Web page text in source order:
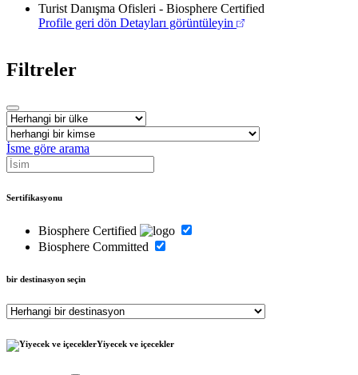
Turist Danışma Ofisleri - Biosphere Certified
Profile geri dön Detayları görüntüleyin
Filtreler
İsme göre arama
Sertifikasyonu
Biosphere Certified
Biosphere Committed
bir destinasyon seçin
Yiyecek ve içecekler